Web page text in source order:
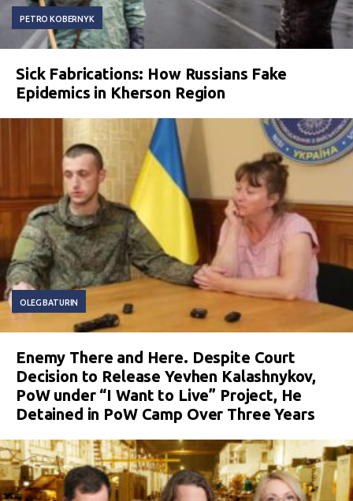
PETRO KOBERNYK
Sick Fabrications: How Russians Fake
Epidemics in Kherson Region
OLEG BATURIN
Enemy There and Here. Despite Court
Decision to Release Yevhen Kalashnykov,
PoW under “I Want to Live” Project, He
Detained in PoW Camp Over Three Years